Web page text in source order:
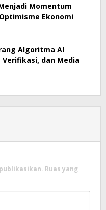
Momentum
Ekonomi
Algoritma AI
dan Media
Ruas yang